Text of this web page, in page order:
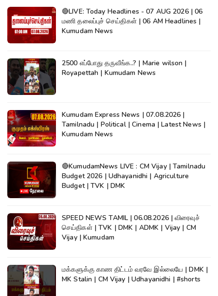
🔴LIVE: Today Headlines - 07 AUG 2026 | 06
மணி தலைப்புச் செய்திகள் | 06 AM Headlines |
Kumudam News
2500 எப்போது தருவீங்க..? | Marie wilson |
Royapettah | Kumudam News
Kumudam Express News | 07.08.2026 |
Tamilnadu | Political | Cinema | Latest News |
Kumudam News
🔴KumudamNews LIVE : CM Vijay | Tamilnadu
Budget 2026 | Udhayanidhi | Agriculture
Budget | TVK | DMK
SPEED NEWS TAMIL | 06.08.2026 | விரைவுச்
செய்திகள் | TVK | DMK | ADMK | Vijay | CM
Vijay | Kumudam
மக்களுக்கு காண திட்டம் வரவே இல்லையே | DMK |
MK Stalin | CM Vijay | Udhayanidhi | #shorts